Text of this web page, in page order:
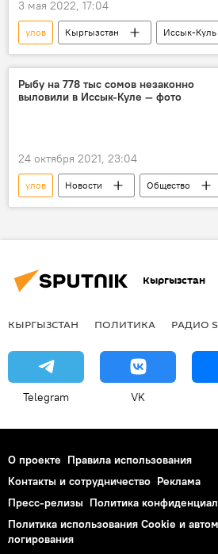
3 мая 2022, 17:04
улов Кыргызстан
Иссык-Куль
рыба
задержание
Рыбу на 778 тыс сомов незаконно
выловили в Иссык-Куле — фото
24 октября 2021, 23:04
улов Новости
Общество
Кыргызстан
Иссык-Кульская
Кыргызстан
КЫРГЫЗСТАН ПОЛИТИКА РАДИО
Telegram VK
О проекте Правила использования
Контакты и сотрудничество Реклама
Пресс-релизы Политика
Политика использования Cookie и
логирования